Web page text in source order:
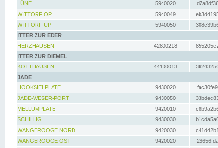
LÜNE
5940020
WITTORF OP
5940049
WITTORF UP
5940050
ITTER ZUR EDER
HERZHAUSEN
42800218
ITTER ZUR DIEMEL
KOTTHAUSEN
44100013
JADE
HOOKSIELPLATE
9430020
JADE-WESER-PORT
9430050
MELLUMPLATE
9420010
SCHILLIG
9430030
WANGEROOGE NORD
9420030
WANGEROOGE OST
9420020